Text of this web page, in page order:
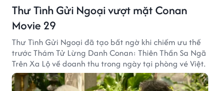
Thư Tình Gửi Ngoại vượt mặt Conan
Movie 29
Thư Tình Gửi Ngoại đã tạo bất ngờ khi chiếm ưu thế
trước Thám Tử Lừng Danh Conan: Thiên Thần Sa Ngã
Trên Xa Lộ về doanh thu trong ngày tại phòng vé Việt.